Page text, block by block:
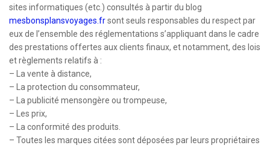
sites informatiques (etc.) consultés à partir du blog
mesbonsplansvoyages.frsont seuls responsables du respect par
eux de l’ensemble des réglementations s’appliquant dans le cadre
des prestations offertes aux clients finaux, et notamment, des lois
et règlements relatifs à :
– La vente à distance,
– La protection du consommateur,
– La publicité mensongère ou trompeuse,
– Les prix,
– La conformité des produits.
– Toutes les marques citées sont déposées par leurs propriétaires